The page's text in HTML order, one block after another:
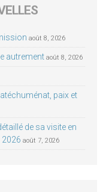
août 8, 2026
autrement août 8, 2026
paix et
de sa visite en
2026 août 7, 2026